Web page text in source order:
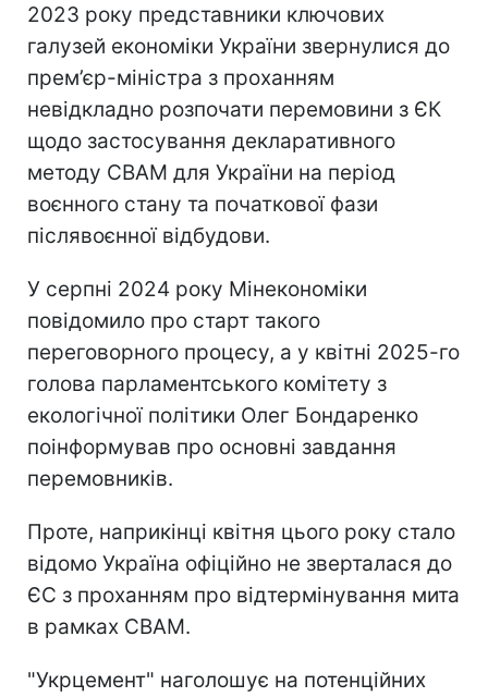
2023 року представники ключових
галузей економіки України звернулися до
прем’єр-міністра з проханням
невідкладно розпочати перемовини з ЄК
щодо застосування декларативного
методу CBAM для України на період
воєнного стану та початкової фази
післявоєнної відбудови.
У серпні 2024 року Мінекономіки
повідомило про старт такого
переговорного процесу, а у квітні 2025-го
голова парламентського комітету з
екологічної політики Олег Бондаренко
поінформував про основні завдання
перемовників.
Проте, наприкінці квітня цього року стало
відомо Україна офіційно не зверталася до
ЄС з проханням про відтермінування мита
в рамках CBAM.
"Укрцемент" наголошує на потенційних